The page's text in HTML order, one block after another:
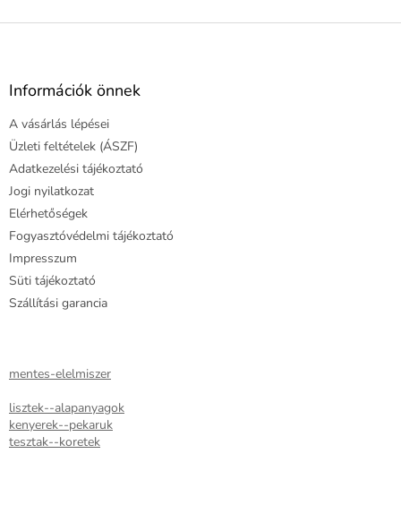
L
Információk önnek
A vásárlás lépései
Üzleti feltételek (ÁSZF)
Adatkezelési tájékoztató
Jogi nyilatkozat
Elérhetőségek
Fogyasztóvédelmi tájékoztató
Impresszum
Süti tájékoztató
Szállítási garancia
mentes-elelmiszer
lisztek--alapanyagok
kenyerek--pekaruk
tesztak--koretek